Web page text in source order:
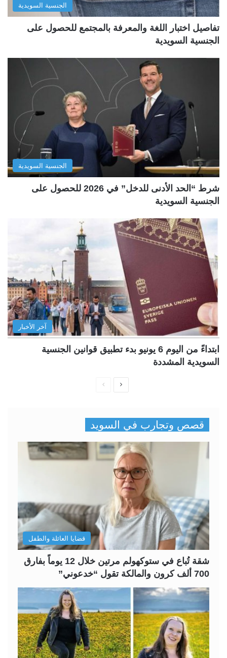
الجنسية السويدية
تفاصيل اختبار اللغة والمعرفة بالمجتمع للحصول على
الجنسية السويدية
الجنسية السويدية
شرط “الحد الأدنى للدخل” في 2026 للحصول على
الجنسية السويدية
آخر الأخبار
ابتداءً من اليوم 6 يونيو بدء تطبيق قوانين الجنسية
السويدية المشددة
ف
ح
ة
ا
ب
ف
ح
ة
ا
ل
ت
ا
ل
قصص وتجارب في السويد
قضايا العائلة والطفل
شقة تُباع في ستوكهولم مرتين خلال 12 يوماً بفارق
700 ألف كرون والمالكة تقول “خدعوني”